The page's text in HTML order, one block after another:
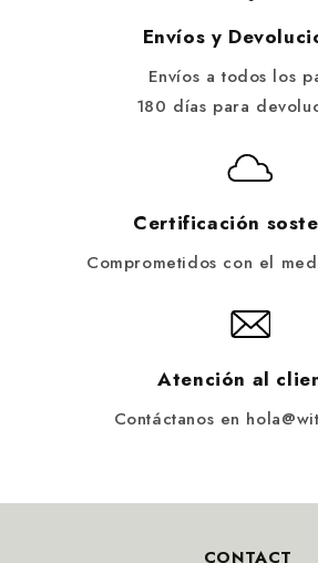
Envíos y
Envíos a todos los
180 días para
Certificación
Comprometidos con el
Atención al
Contáctanos en
CONTACT